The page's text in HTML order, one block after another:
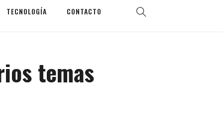
TECNOLOGÍA CONTACTO
temas